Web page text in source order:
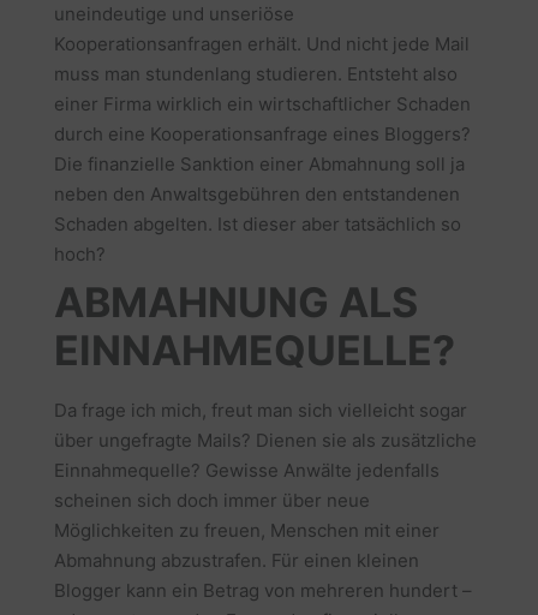
uneindeutige und unseriöse
Kooperationsanfragen erhält. Und nicht jede Mail
muss man stundenlang studieren. Entsteht also
einer Firma wirklich ein wirtschaftlicher Schaden
durch eine Kooperationsanfrage eines Bloggers?
Die finanzielle Sanktion einer Abmahnung soll ja
neben den Anwaltsgebühren den entstandenen
Schaden abgelten. Ist dieser aber tatsächlich so
hoch?
ABMAHNUNG ALS
EINNAHMEQUELLE?
Da frage ich mich, freut man sich vielleicht sogar
über ungefragte Mails? Dienen sie als zusätzliche
Einnahmequelle? Gewisse Anwälte jedenfalls
scheinen sich doch immer über neue
Möglichkeiten zu freuen, Menschen mit einer
Abmahnung abzustrafen. Für einen kleinen
Blogger kann ein Betrag von mehreren hundert –